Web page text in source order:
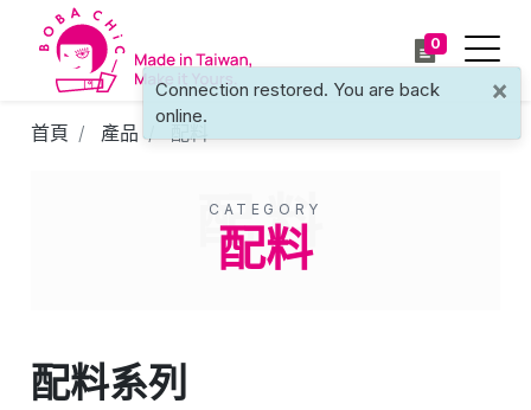
0
首頁 產品 配料
CATEGORY
配料
配料
配料系列
×
Connection restored. You are back
online.